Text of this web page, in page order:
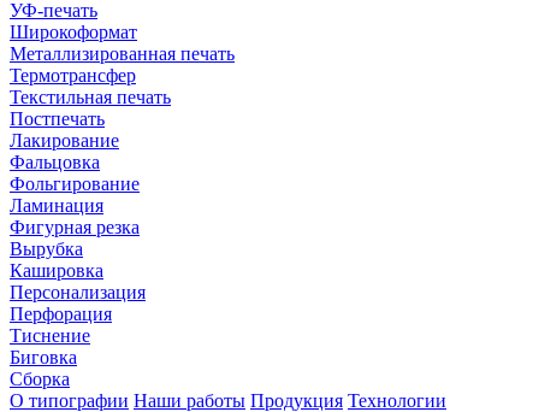
УФ-печать
Широкоформат
Металлизированная печать
Термотрансфер
Текстильная печать
Постпечать
Лакирование
Фальцовка
Фольгирование
Ламинация
Фигурная резка
Вырубка
Кашировка
Персонализация
Перфорация
Тиснение
Биговка
Сборка
О типографии Наши работы Продукция Технологии